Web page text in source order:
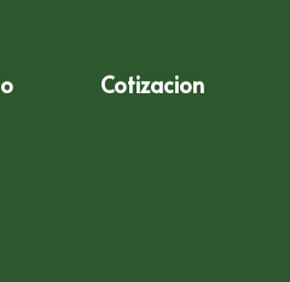
Cotizacion